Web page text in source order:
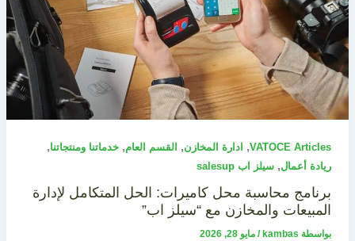
VATOCE Articles
, ادارة المخازن, القسم العام, خدماتنا ومنتجاتنا,
ريادة أعمال, سيلز اب salesup
برنامج محاسبة محل كاميرات: الحل المتكامل لإدارة
المبيعات والمخازن مع “سيلز اب”
بواسطة kambas
/ مايو 28, 2026